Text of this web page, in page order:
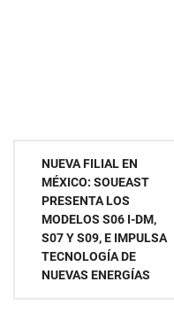
Navegación
entradas
NUEVA FILIAL EN
MÉXICO: SOUEAST
PRESENTA LOS
MODELOS S06 I-DM,
S07 Y S09, E IMPULSA
TECNOLOGÍA DE
NUEVAS ENERGÍAS